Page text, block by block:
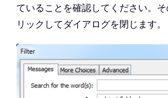
ていることを確認してください。
リックしてダイアログを閉じます。